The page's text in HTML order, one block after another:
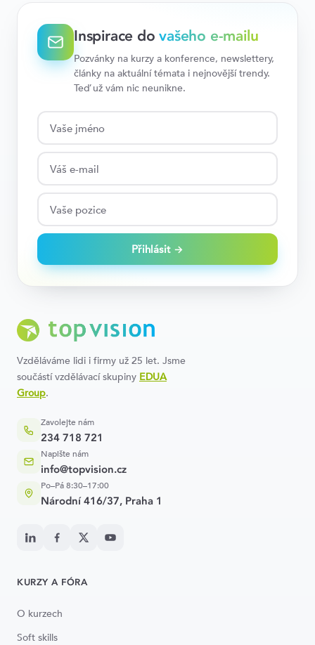
Inspirace dovašeho e-mailu
Pozvánky na kurzy a konference, newslettery,
články na aktuální témata i nejnovější trendy.
Teď už vám nic neunikne.
Přihlásit →
Vzděláváme lidi i firmy už 25 let. Jsme
součástí vzdělávací skupiny EDUA
Group.
Zavolejte nám
234 718 721
Napište nám
info@topvision.cz
Po–Pá 8:30–17:00
Národní 416/37, Praha 1
KURZY A FÓRA
O kurzech
Soft skills